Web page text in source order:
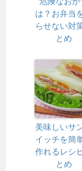
は？お弁当
らせない対
とめ
美味しいサ
イッチを簡
作れるレシ
とめ